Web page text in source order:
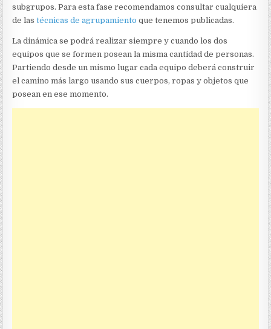
subgrupos. Para esta fase recomendamos consultar cualquiera
de lastécnicas de agrupamiento que tenemos publicadas.
La dinámica se podrá realizar siempre y cuando los dos
equipos que se formen posean la misma cantidad de personas.
Partiendo desde un mismo lugar cada equipo deberá construir
el camino más largo usando sus cuerpos, ropas y objetos que
posean en ese momento.